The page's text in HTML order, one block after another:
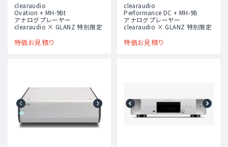
clearaudio
Ovation + MH-9Bt
アナログプレーヤー
clearaudio × GLANZ 特別限定
特価お見積り
clearaudio
Performance DC + MH-9B
アナログプレーヤー
clearaudio × GLANZ 特別限定
特価お見積り